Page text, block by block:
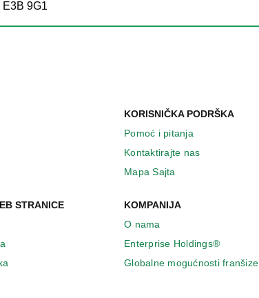
E3B 9G1
STRANICE
KORISNIČKA PODRŠKA
Pomoć i pitanja
Kontaktirajte nas
Mapa Sajta
KOMPANIJA
O nama
Enterprise Holdings®
Globalne mogućnosti franšize